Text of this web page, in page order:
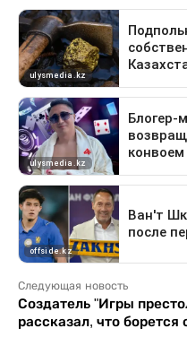
Следующая новость
Создатель "Игры
рассказал, что